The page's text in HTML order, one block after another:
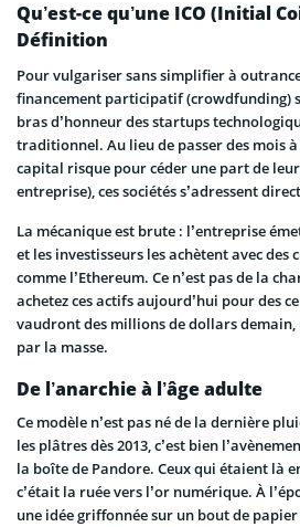
Qu’est-ce qu’une ICO (Initial
Définition
Pour vulgariser sans simplifier à
financement participatif (crowdfunding)
bras d’honneur des startups
traditionnel. Au lieu de passer des mois
capital risque pour céder une part de
entreprise), ces sociétés s’adressent
La mécanique est brute : l’entreprise
et les investisseurs les achètent avec
comme l’Ethereum. Ce n’est pas de la
achetez ces actifs aujourd’hui pour des
vaudront des millions de dollars
par la masse.
De l’anarchie à l’âge adulte
Ce modèle n’est pas né de la dernière
les plâtres dès 2013, c’est bien
la boîte de Pandore. Ceux qui étaient là
c’était la ruée vers l’or numérique. À
une idée griffonnée sur un bout de